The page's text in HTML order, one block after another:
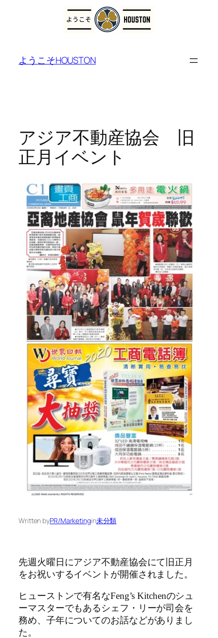
ようこそHOUSTON
アジア不動産協会 旧
正月イベント
Written byPR/Marketingin未分類
先週火曜日にアジア不動産協会にて旧正月
をお祝いするイベントが開催されました。
ヒューストンで有名なFeng’s Kitchenのシュ
ーマスターでもあるシェフ・リーが司会を
務め、子年についてのお話などがありまし
た。